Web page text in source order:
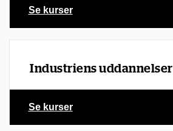
Se kurser
Industriens uddannelser
Se kurser